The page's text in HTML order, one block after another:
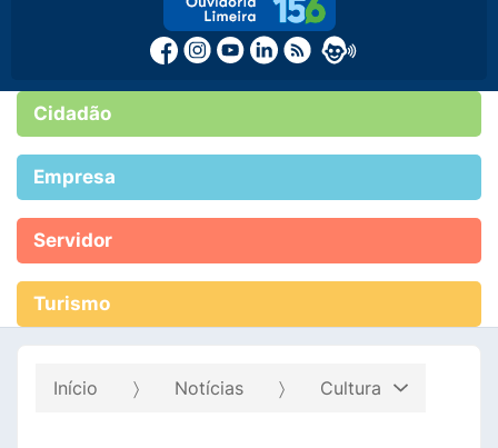
Cidadão
Empresa
Servidor
Turismo
Início Notícias Cultura